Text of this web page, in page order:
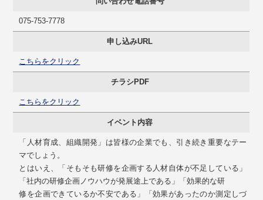
075-753-7778
申し込みURL
こちらをクリック
チラシPDF
こちらをクリック
イベント内容
「人材育成、組織開発」は皆様の企業でも、引き続き重要なテー
マでしょう。
とはいえ、「そもそも研修を企画する人材自体が不足している」
「社内の研修企画ノウハウが発展途上である」「効果的な研
修を企画できているか不安である」「効果があったのか測定しづ